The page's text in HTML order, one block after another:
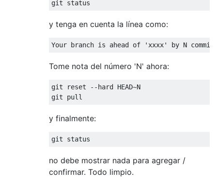
y tenga en cuenta la línea como:
Tome nota del número 'N' ahora:
git reset --hard HEAD~N
y finalmente:
no debe mostrar nada para agregar /
confirmar. Todo limpio.